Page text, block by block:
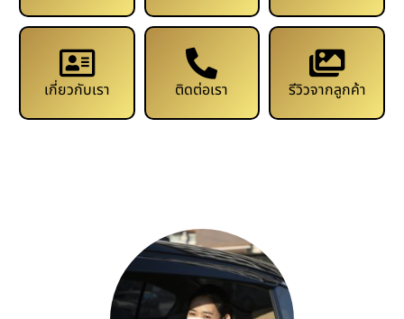
เกี่ยวกับเรา ติดต่อเรา รีวิวจากลูกค้า